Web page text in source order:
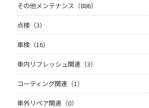
その他メンテナンス（886）
点検（3）
車検（16）
車内リフレッシュ関連（3）
コーティング関連（1）
車外リペア関連（0）